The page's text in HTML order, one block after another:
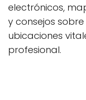
electrónicos,
y consejos
ubicaciones
profesional.